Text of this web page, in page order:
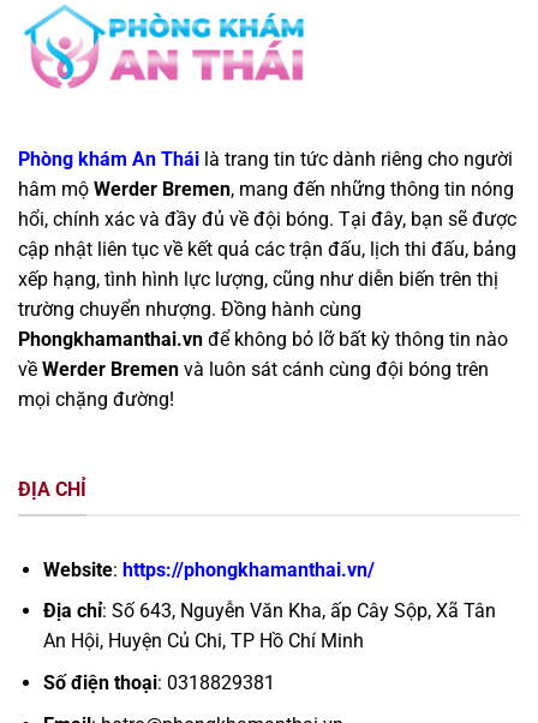
Phòng khám An Thái là trang tin tức dành riêng cho người
hâm mộ Werder Bremen, mang đến những thông tin nóng
hổi, chính xác và đầy đủ về đội bóng. Tại đây, bạn sẽ được
cập nhật liên tục về kết quả các trận đấu, lịch thi đấu, bảng
xếp hạng, tình hình lực lượng, cũng như diễn biến trên thị
trường chuyển nhượng. Đồng hành cùng
Phongkhamanthai.vn để không bỏ lỡ bất kỳ thông tin nào
về Werder Bremen và luôn sát cánh cùng đội bóng trên
mọi chặng đường!
ĐỊA CHỈ
Website: https://phongkhamanthai.vn/
Địa chỉ: Số 643, Nguyễn Văn Kha, ấp Cây Sộp, Xã Tân
An Hội, Huyện Củ Chi, TP Hồ Chí Minh
Số điện thoại: 0318829381